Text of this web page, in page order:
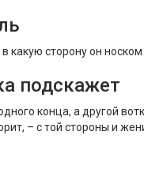
какую сторону он
подскажет
конца, а другой
– с той стороны и